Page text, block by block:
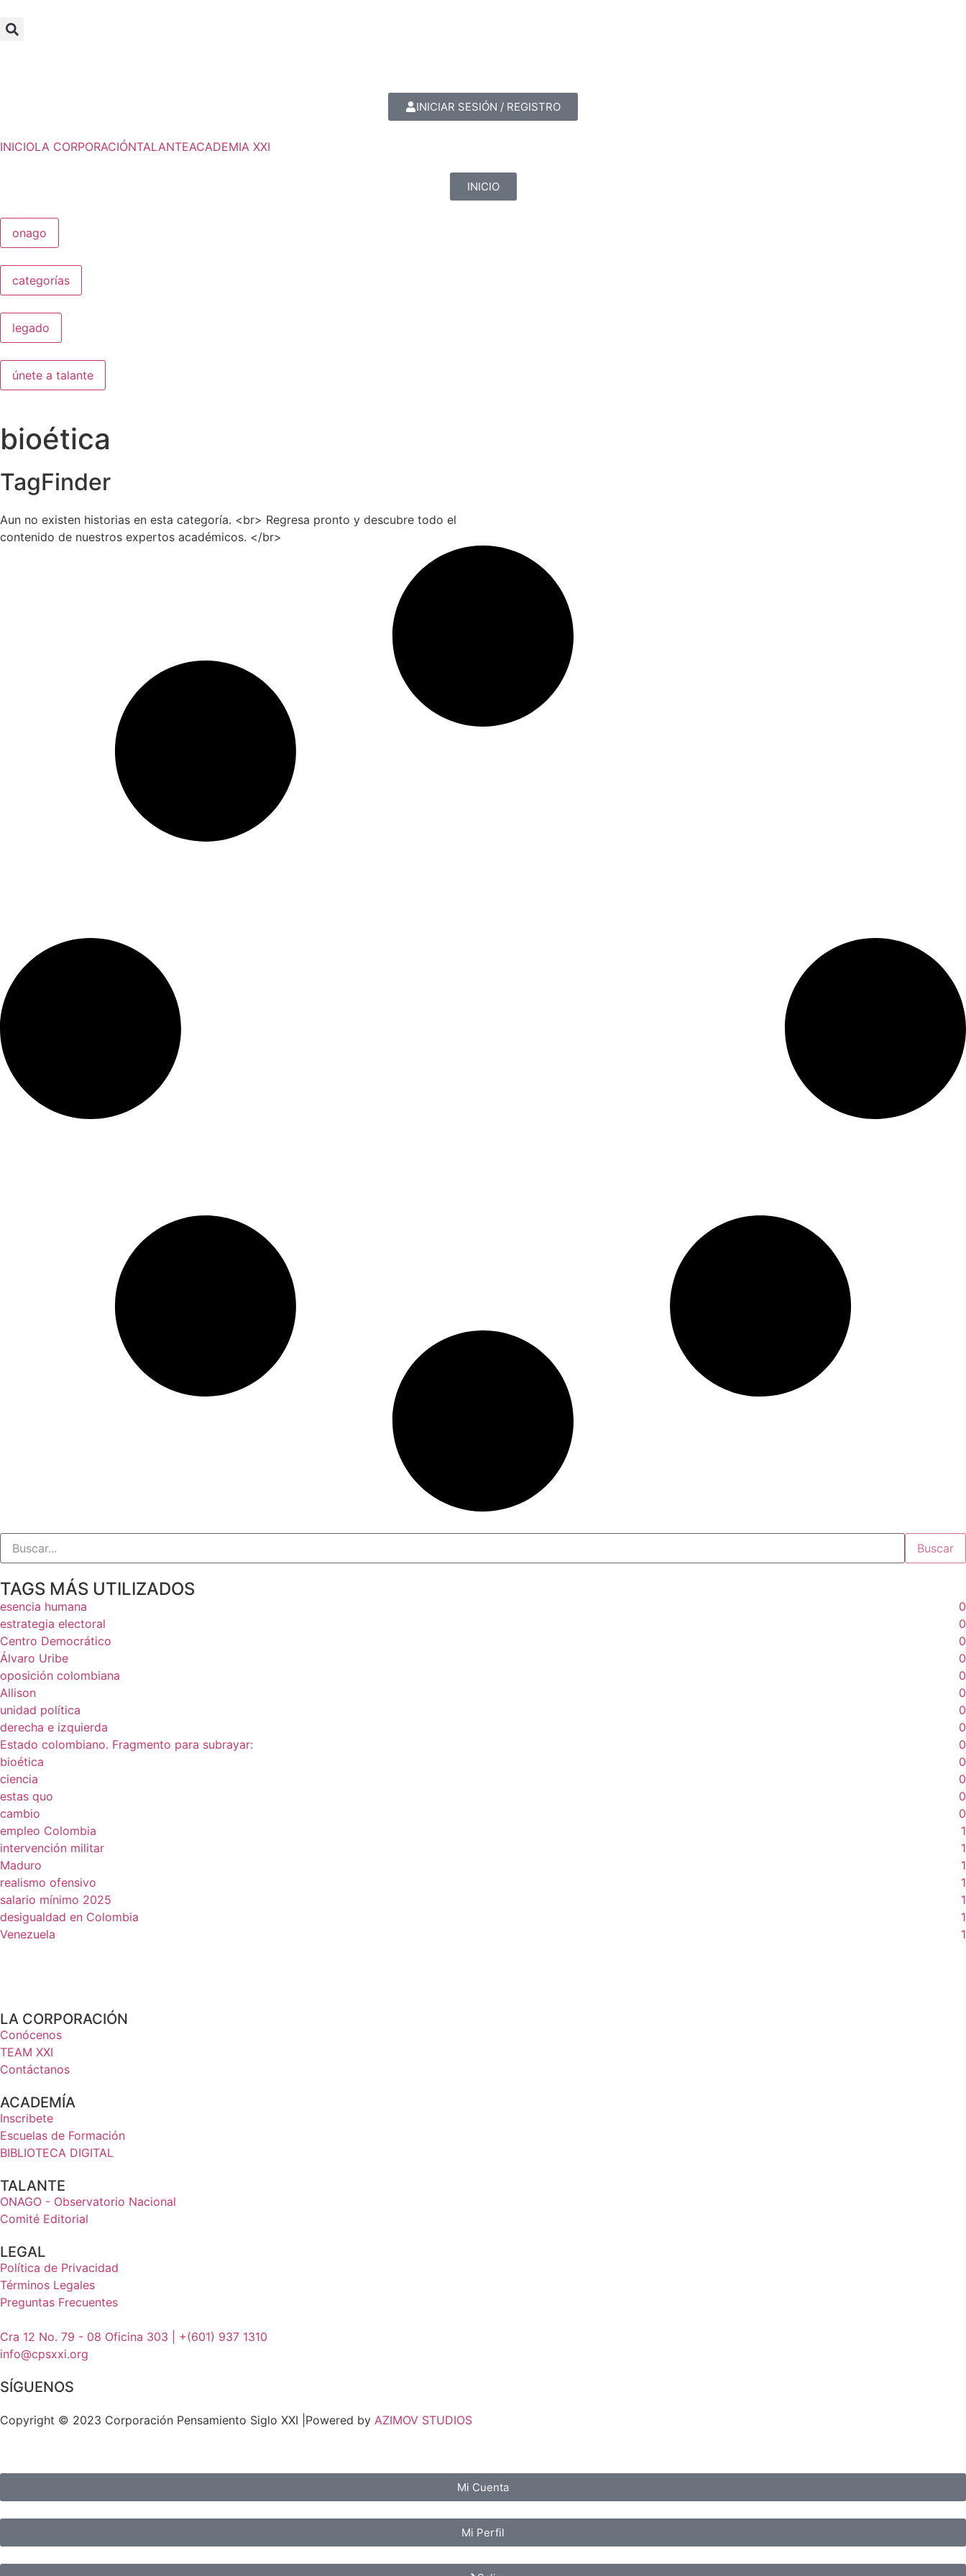
INICIAR SESIÓN / REGISTRO
INICIOLA CORPORACIÓNTALANTEACADEMIA XXI
INICIO
onago
categorías
legado
únete a talante
bioética
TagFinder
Aun no existen historias en esta categoría. <br> Regresa pronto y descubre todo el
contenido de nuestros expertos académicos. </br>
Buscar
TAGS MÁS UTILIZADOS
esencia humana
0
estrategia electoral
0
Centro Democrático
0
Álvaro Uribe
0
oposición colombiana
0
Allison
0
unidad política
0
derecha e izquierda
0
Estado colombiano. Fragmento para subrayar:
0
bioética
0
ciencia
0
estas quo
0
cambio
0
empleo Colombia
1
intervención militar
1
Maduro
1
realismo ofensivo
1
salario mínimo 2025
1
desigualdad en Colombia
1
Venezuela
1
LA CORPORACIÓN
Conócenos
TEAM XXI
Contáctanos
ACADEMÍA
Inscribete
Escuelas de Formación
BIBLIOTECA DIGITAL
TALANTE
ONAGO - Observatorio Nacional
Comité Editorial
LEGAL
Política de Privacidad
Términos Legales
Preguntas Frecuentes
Cra 12 No. 79 - 08 Oficina 303 | +(601) 937 1310
info@cpsxxi.org
SÍGUENOS
Copyright © 2023 Corporación Pensamiento Siglo XXI |Powered by AZIMOV STUDIOS
Mi Cuenta
Mi Perfil